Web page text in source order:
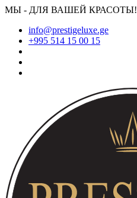
МЫ - ДЛЯ ВАШЕЙ КРАСОТЫ!
info@prestigeluxe.ge
+995 514 15 00 15